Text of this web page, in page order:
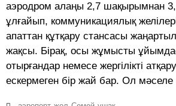
аэродром алаңы 2,7 шақырымнан
ұлғайып, коммуникациялық
апаттан құтқару стансасы
жақсы. Бірақ, осы жұмысты
отырғандар немесе жергілікті
ескермеген бір жай бар. Ол мәселе